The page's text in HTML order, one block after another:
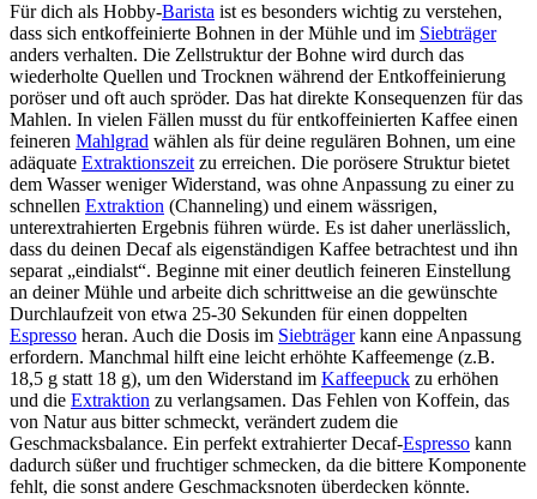
Für dich als Hobby-Barista ist es besonders wichtig zu verstehen,
dass sich entkoffeinierte Bohnen in der Mühle und im Siebträger
anders verhalten. Die Zellstruktur der Bohne wird durch das
wiederholte Quellen und Trocknen während der Entkoffeinierung
poröser und oft auch spröder. Das hat direkte Konsequenzen für das
Mahlen. In vielen Fällen musst du für entkoffeinierten Kaffee einen
feineren Mahlgrad wählen als für deine regulären Bohnen, um eine
adäquate Extraktionszeit zu erreichen. Die porösere Struktur bietet
dem Wasser weniger Widerstand, was ohne Anpassung zu einer zu
schnellen Extraktion (Channeling) und einem wässrigen,
unterextrahierten Ergebnis führen würde. Es ist daher unerlässlich,
dass du deinen Decaf als eigenständigen Kaffee betrachtest und ihn
separat „eindialst“. Beginne mit einer deutlich feineren Einstellung
an deiner Mühle und arbeite dich schrittweise an die gewünschte
Durchlaufzeit von etwa 25-30 Sekunden für einen doppelten
Espresso heran. Auch die Dosis im Siebträgerkann eine Anpassung
erfordern. Manchmal hilft eine leicht erhöhte Kaffeemenge (z.B.
18,5 g statt 18 g), um den Widerstand im Kaffeepuck zu erhöhen
und die Extraktion zu verlangsamen. Das Fehlen von Koffein, das
von Natur aus bitter schmeckt, verändert zudem die
Geschmacksbalance. Ein perfekt extrahierter Decaf-Espresso kann
dadurch süßer und fruchtiger schmecken, da die bittere Komponente
fehlt, die sonst andere Geschmacksnoten überdecken könnte.